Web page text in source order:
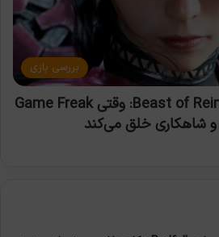
بررسی بازی
بررسی بازی Beast of Reincarnation: وقتی Game Freak
و شاهکاری خلق می‌کند